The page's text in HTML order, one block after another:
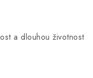
a dlouhou životnost